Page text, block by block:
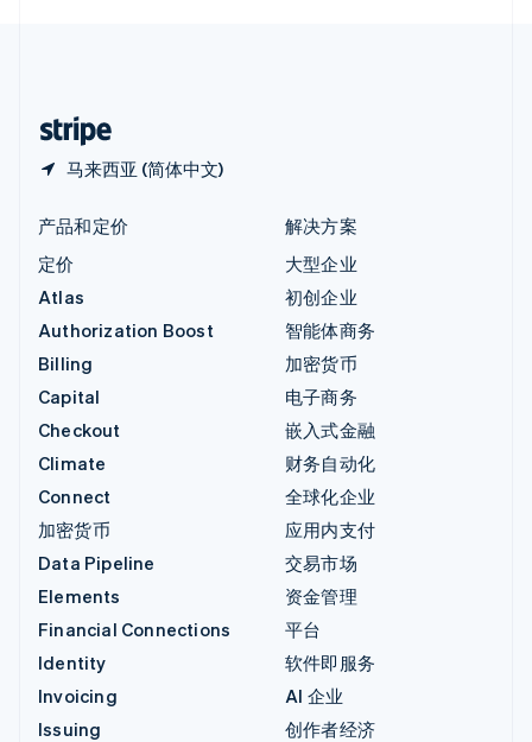
马来西亚 (简体中文)
产品和定价
定价
Atlas
Authorization Boost
Billing
Capital
Checkout
Climate
Connect
加密货币
Data Pipeline
Elements
Financial Connections
Identity
Invoicing
Issuing
解决方案
大型企业
初创企业
智能体商务
加密货币
电子商务
嵌入式金融
财务自动化
全球化企业
应用内支付
交易市场
资金管理
平台
软件即服务
AI 企业
创作者经济